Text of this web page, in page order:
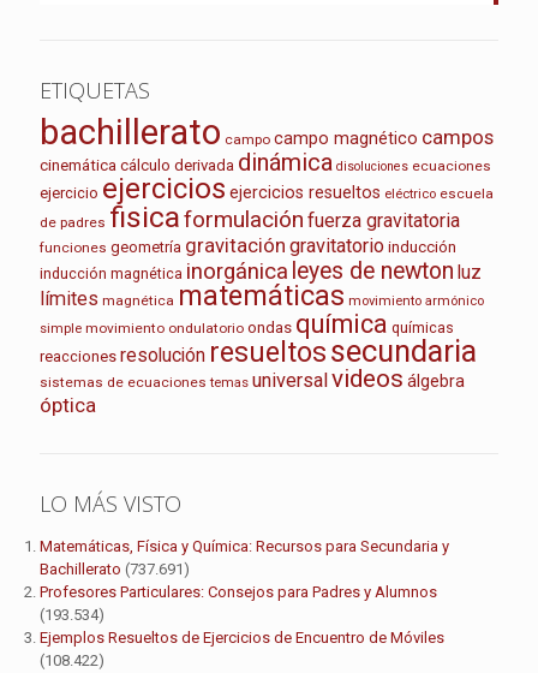
ETIQUETAS
bachillerato campo campo magnético campos
cinemática cálculo derivada dinámica disoluciones ecuaciones
ejercicio ejercicios ejercicios resueltos eléctrico escuela
de padres fisicaformulación fuerza gravitatoria
funciones geometría gravitación gravitatorio inducción
inducción magnética inorgánica leyes de newton luz
límites magnética matemáticas movimiento armónico
simple movimiento ondulatorio ondas química químicas
reacciones resolución resueltossecundaria
sistemas de ecuaciones temas universal videos álgebra
óptica
LO MÁS VISTO
Matemáticas, Física y Química: Recursos para Secundaria y
Bachillerato (737.691)
Profesores Particulares: Consejos para Padres y Alumnos
(193.534)
Ejemplos Resueltos de Ejercicios de Encuentro de Móviles
(108.422)